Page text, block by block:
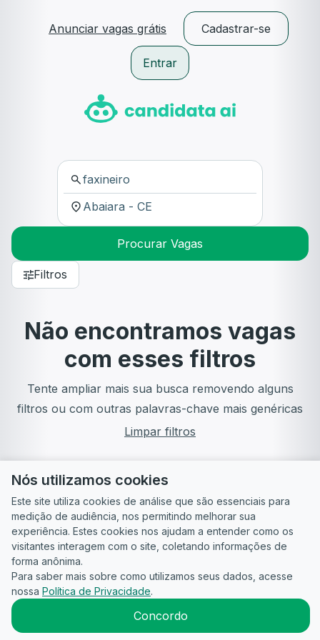
Anunciar vagas grátis Cadastrar-se
Entrar
Procurar Vagas
Filtros
Não encontramos vagas
com esses filtros
Tente ampliar mais sua busca removendo alguns
filtros ou com outras palavras-chave mais genéricas
Limpar filtros
Guia do
Candidato
Para
empresas
Política de
Privacidade
Termos
2026CandidataAI
Nós utilizamos cookies
Este site utiliza cookies de análise que são essenciais para
medição de audiência, nos permitindo melhorar sua
experiência. Estes cookies nos ajudam a entender como os
visitantes interagem com o site, coletando informações de
forma anônima.
Para saber mais sobre como utilizamos seus dados, acesse
nossa Política de Privacidade.
Concordo